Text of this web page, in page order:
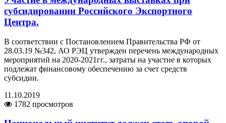
субсидировании Российского Экспортного
Центра.
В соответствии с Постановлением Правительства РФ от
28.03.19 №342, АО РЭЦ утвержден перечень международных
мероприятий на 2020-2021гг., затраты на участие в которых
подлежат финансовому обеспечению за счет средств
субсидии.
11.10.2019
1782 просмотров